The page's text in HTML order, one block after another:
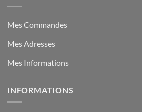
Mes Commandes
Mes Adresses
Mes Informations
INFORMATIONS